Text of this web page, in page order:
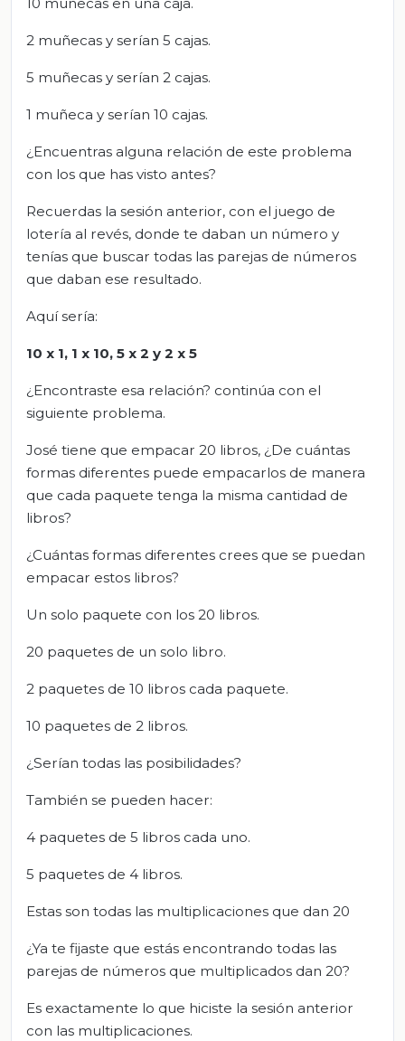
2 muñecas y serían 5 cajas.
5 muñecas y serían 2 cajas.
1 muñeca y serían 10 cajas.
¿Encuentras alguna relación de este problema
con los que has visto antes?
Recuerdas la sesión anterior, con el juego de
lotería al revés, donde te daban un número y
tenías que buscar todas las parejas de números
que daban ese resultado.
Aquí sería:
10 x 1, 1 x 10, 5 x 2 y 2 x 5
¿Encontraste esa relación? continúa con el
siguiente problema.
José tiene que empacar 20 libros, ¿De cuántas
formas diferentes puede empacarlos de manera
que cada paquete tenga la misma cantidad de
libros?
¿Cuántas formas diferentes crees que se puedan
empacar estos libros?
Un solo paquete con los 20 libros.
20 paquetes de un solo libro.
2 paquetes de 10 libros cada paquete.
10 paquetes de 2 libros.
¿Serían todas las posibilidades?
También se pueden hacer:
4 paquetes de 5 libros cada uno.
5 paquetes de 4 libros.
Estas son todas las multiplicaciones que dan 20
¿Ya te fijaste que estás encontrando todas las
parejas de números que multiplicados dan 20?
Es exactamente lo que hiciste la sesión anterior
con las multiplicaciones.